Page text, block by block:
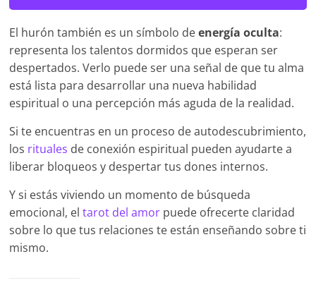
El hurón también es un símbolo deenergía oculta:
representa los talentos dormidos que esperan ser
despertados. Verlo puede ser una señal de que tu alma
está lista para desarrollar una nueva habilidad
espiritual o una percepción más aguda de la realidad.
Si te encuentras en un proceso de autodescubrimiento,
los rituales de conexión espiritual pueden ayudarte a
liberar bloqueos y despertar tus dones internos.
Y si estás viviendo un momento de búsqueda
emocional, eltarot del amor puede ofrecerte claridad
sobre lo que tus relaciones te están enseñando sobre ti
mismo.